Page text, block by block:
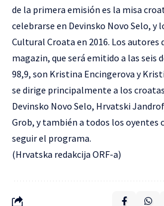
de la primera emisión es la misa
celebrarse en Devinsko Novo Selo, y
Cultural Croata en 2016. Los
magazin, que será emitido a las seis
98,9, son Kristina Encingerova y
se dirige principalmente a los
Devinsko Novo Selo, Hrvatski
Grob, y también a todos los oyentes
seguir el programa.
(Hrvatska redakcija ORF-a)